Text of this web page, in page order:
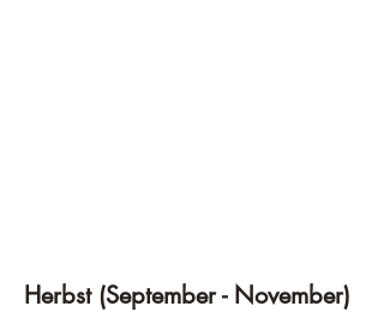
Herbst (September - November)